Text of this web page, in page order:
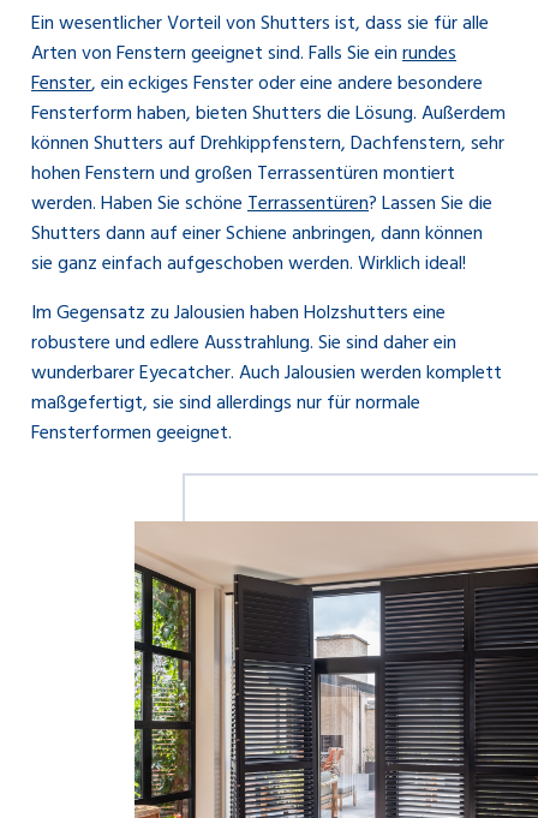
Ein wesentlicher Vorteil von Shutters ist, dass sie für alle
Arten von Fenstern geeignet sind. Falls Sie einrundes
Fenster, ein eckiges Fenster oder eine andere besondere
Fensterform haben, bieten Shutters die Lösung. Außerdem
können Shutters auf Drehkippfenstern, Dachfenstern, sehr
hohen Fenstern und großen Terrassentüren montiert
werden. Haben Sie schöneTerrassentüren? Lassen Sie die
Shutters dann auf einer Schiene anbringen, dann können
sie ganz einfach aufgeschoben werden. Wirklich ideal!
Im Gegensatz zu Jalousien haben Holzshutters eine
robustere und edlere Ausstrahlung. Sie sind daher ein
wunderbarer Eyecatcher. Auch Jalousien werden komplett
maßgefertigt, sie sind allerdings nur für normale
Fensterformen geeignet.